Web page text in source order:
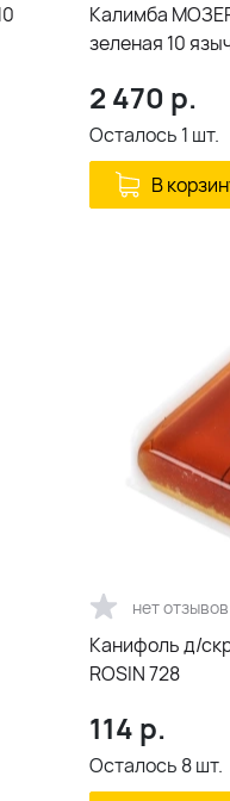
Калимба
зеленая 10
2 470 р.
Осталось 1 шт.
В
нет отзывов
Канифоль д/
ROSIN 728
114 р.
Осталось 8шт.